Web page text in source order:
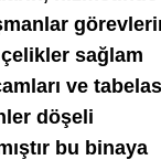
sağlam
ve
döşeli
bu binaya